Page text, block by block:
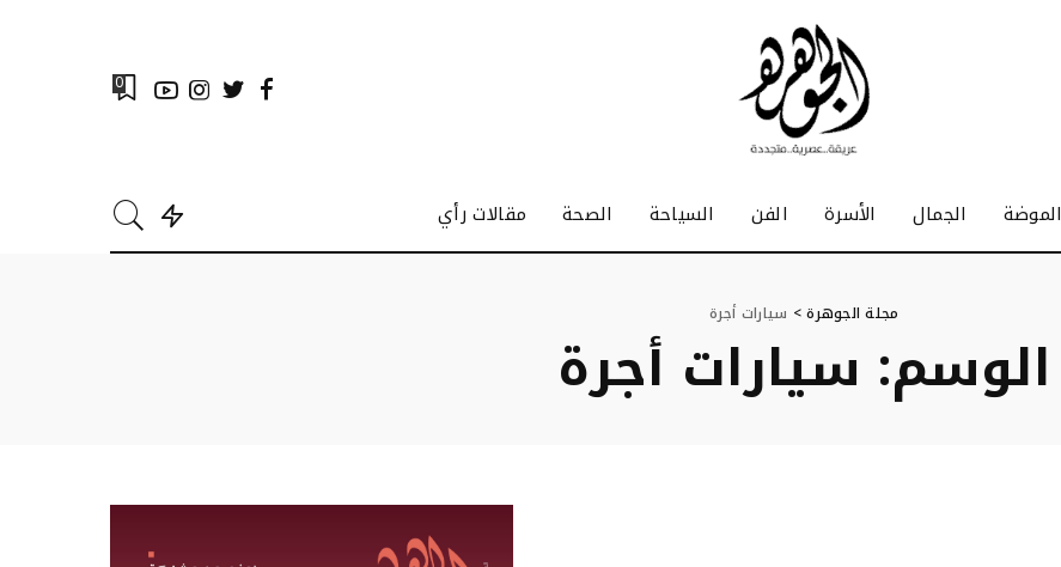
0
الموضة الجمال الأسرة الفن السياحة الصحة مقالات رأي
مجلة الجوهرة> سيارات أجرة
الوسم: سيارات أجرة